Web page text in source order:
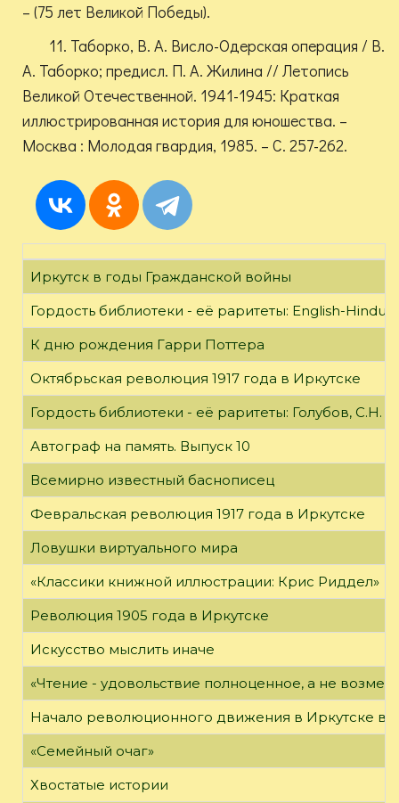
– (75 лет Великой Победы).
11. Таборко, В. А. Висло-Одерская операция / В.
А. Таборко; предисл. П. А. Жилина // Летопись
Великой Отечественной. 1941-1945: Краткая
иллюстрированная история для юношества. –
Москва : Молодая гвардия, 1985. – С. 257-262.
Иркутск в годы Гражданской войны
Гордость библиотеки - её раритеты: English-
К дню рождения Гарри Поттера
Октябрьская революция 1917 года в Иркутске
Гордость библиотеки - её раритеты: Голубов, С.Н.
Автограф на память. Выпуск 10
Всемирно известный баснописец
Февральская революция 1917 года в Иркутске
Ловушки виртуального мира
«Классики книжной иллюстрации: Крис Риддел»
Революция 1905 года в Иркутске
Искусство мыслить иначе
«Чтение - удовольствие полноценное, а не
Начало революционного движения в Иркутске в
«Семейный очаг»
Хвостатые истории